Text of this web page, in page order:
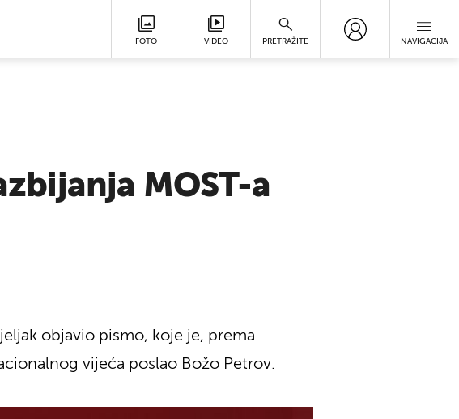
FOTO VIDEO PRETRAŽITE NAVIGACIJA
MOST-a
objavio pismo, koje je, prema
vijeća poslao Božo Petrov.